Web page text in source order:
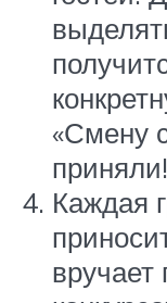
«Смену
Каждая